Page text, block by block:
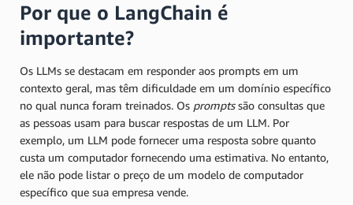
Por que o LangChain é
importante?
Os LLMs se destacam em responder aos prompts em um
contexto geral, mas têm dificuldade em um domínio específico
no qual nunca foram treinados. Os promptssão consultas que
as pessoas usam para buscar respostas de um LLM. Por
exemplo, um LLM pode fornecer uma resposta sobre quanto
custa um computador fornecendo uma estimativa. No entanto,
ele não pode listar o preço de um modelo de computador
específico que sua empresa vende.